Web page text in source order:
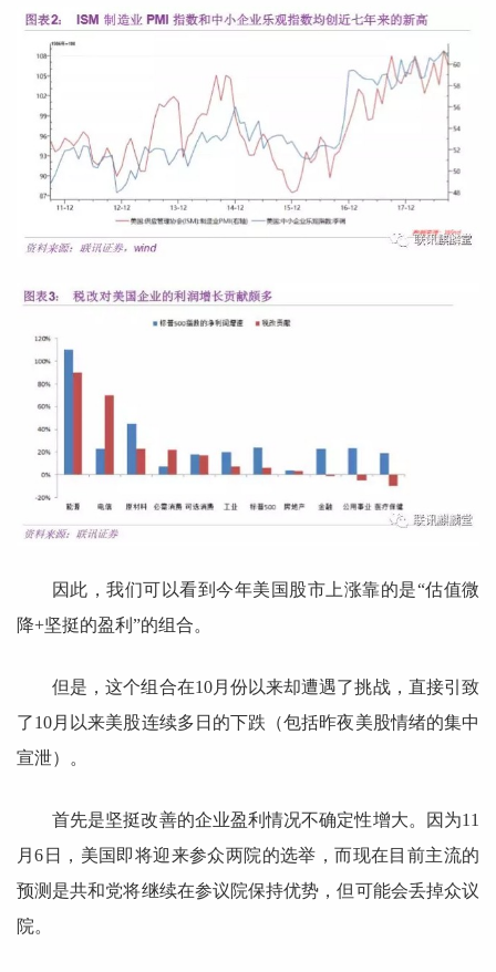
因此，我们可以看到今年美国股市上涨靠的是“估值微
降+坚挺的盈利”的组合。
但是，这个组合在10月份以来却遭遇了挑战，直接引致
了10月以来美股连续多日的下跌（包括昨夜美股情绪的集中
宣泄）。
首先是坚挺改善的企业盈利情况不确定性增大。因为11
月6日，美国即将迎来参众两院的选举，而现在目前主流的
预测是共和党将继续在参议院保持优势，但可能会丢掉众议
院。